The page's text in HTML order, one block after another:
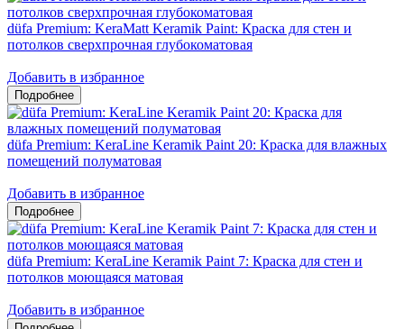
düfa Premium: KeraMatt Keramik Paint: Краска для стен и
потолков сверхпрочная глубокоматовая
Добавить в избранное
düfa Premium: KeraLine Keramik Paint 20: Краска для влажных
помещений полуматовая
Добавить в избранное
düfa Premium: KeraLine Keramik Paint 7: Краска для стен и
потолков моющаяся матовая
Добавить в избранное